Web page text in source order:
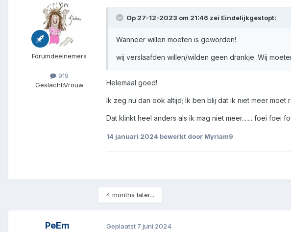
Forumdeelnemers
919
Geslacht:Vrouw
Op 27-12-2023 om 21:46 zei Eindelijkgestopt:
Wanneer willen moeten is geworden!
wij verslaafden willen/wilden geen drankje. Wij
Helemaal goed!
Ik zeg nu dan ook altijd; Ik ben blij dat ik niet meer moet
Dat klinkt heel anders als ik mag niet meer....... foei foei
14 januari 2024 bewerkt door Myriam9
4 months later...
PeEm Geplaatst 7 juni 2024